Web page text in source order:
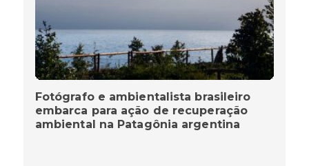
Fotógrafo e ambientalista brasileiro
embarca para ação de recuperação
ambiental na Patagônia argentina